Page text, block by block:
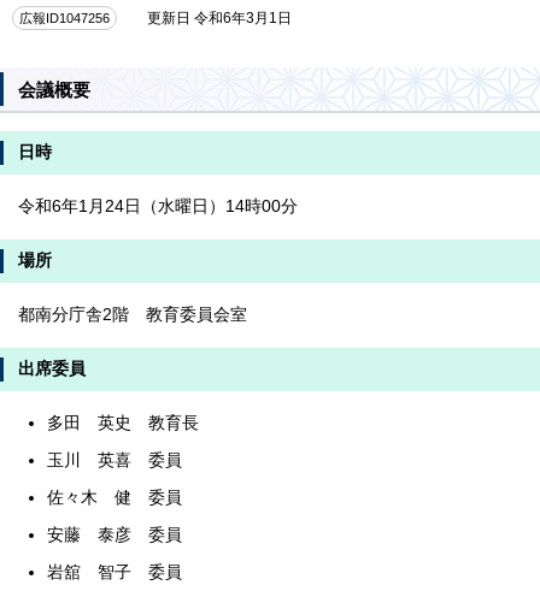
広報ID1047256 更新日 令和6年3月1日
会議概要
日時
令和6年1月24日（水曜日）14時00分
場所
都南分庁舎2階 教育委員会室
出席委員
多田 英史 教育長
玉川 英喜 委員
佐々木 健 委員
安藤 泰彦 委員
岩舘 智子 委員